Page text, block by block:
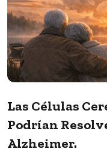
Las Células
Podrían
Alzheimer.